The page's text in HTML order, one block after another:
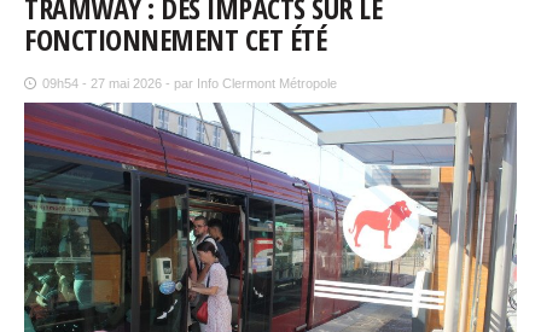
FONCTIONNEMENT CET ÉTÉ
09h54 - 27 mai 2026 - par Info Clermont Métropole